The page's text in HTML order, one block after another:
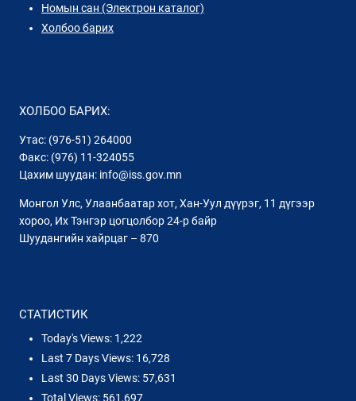
Номын сан (Электрон каталог)
Холбоо барих
ХОЛБОО БАРИХ:
Утас: (976-51) 264000
Факс: (976) 11-324055
Цахим шуудан: info@iss.gov.mn
Монгол Улс, Улаанбаатар хот, Хан-Уул дүүрэг, 11 дүгээр
хороо, Их Тэнгэр цогцолбор 24-р байр
Шуудангийн хайрцаг – 870
СТАТИСТИК
Today's Views: 1,222
Last 7 Days Views: 16,728
Last 30 Days Views: 57,631
Total Views: 561,697